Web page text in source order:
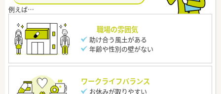
職場の雰囲気
助け合う風土がある
年齢や性別の壁がない
ワークライフバランス
お休みが取りやすい